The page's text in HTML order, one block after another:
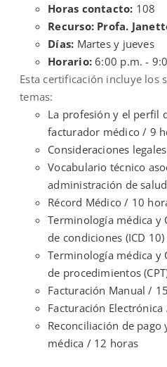
Horas contacto: 108
Recurso: Profa.
Días: Martes y jueves
Horario:6:00 p.m. -
Esta certificación incluye los
temas:
La profesión y el perfil
facturador médico / 9
Consideraciones
Vocabulario técnico
administración de
Récord Médico / 10
Terminología médica y
de condiciones (ICD
Terminología médica y
de procedimientos
Facturación Manual /
Facturación
Reconciliación de pago
médica / 12 horas